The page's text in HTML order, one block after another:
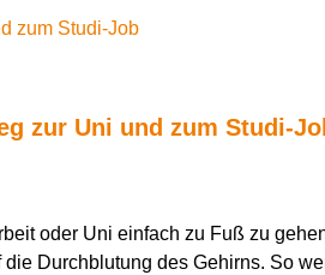
zum Studi-Job
zur Uni und zum Studi-
oder Uni einfach zu Fuß zu
Durchblutung des Gehirns. So